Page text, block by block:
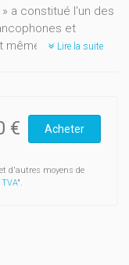
a constitué l'un des
et
même devenu un
de deux entités
du pays en
judiciaire de
Lire la suite
€ Acheter
d'autres moyens de
".